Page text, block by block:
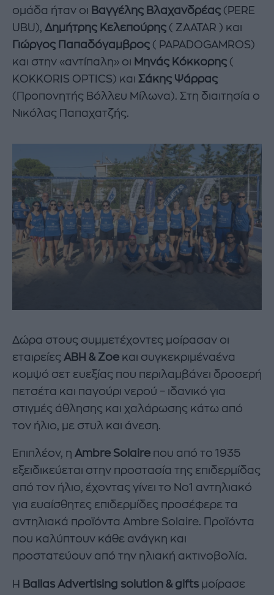
ομάδα ήταν οι Βαγγέλης Βλαχανδρέας (PERE
UBU), Δημήτρης Κελεπούρης ( ZAATAR ) και
Γιώργος Παπαδόγαμβρος ( PAPADOGAMROS)
και στην «αντίπαλη» οι Μηνάς Κόκκορης (
KOKKORIS OPTICS) και Σάκης Ψάρρας
(Προπονητής Βόλλευ Μίλωνα). Στη διαιτησία ο
Νικόλας Παπαχατζής.
Δώρα στους συμμετέχοντες μοίρασαν οι
εταιρείες ΑΒΗ & Ζοe και συγκεκριμέναένα
κομψό σετ ευεξίας που περιλαμβάνει δροσερή
πετσέτα και παγούρι νερού – ιδανικό για
στιγμές άθλησης και χαλάρωσης κάτω από
τον ήλιο, με στυλ και άνεση.
Επιπλέον, η Ambre Solaire που από το 1935
εξειδικεύεται στην προστασία της επιδερμίδας
από τον ήλιο, έχοντας γίνει το Νο1 αντηλιακό
για ευαίσθητες επιδερμίδες προσέφερε τα
αντηλιακά προϊόντα Ambre Solaire. Προϊόντα
που καλύπτουν κάθε ανάγκη και
προστατεύουν από την ηλιακή ακτινοβολία.
H Ballas Advertising solution & gifts μοίρασε